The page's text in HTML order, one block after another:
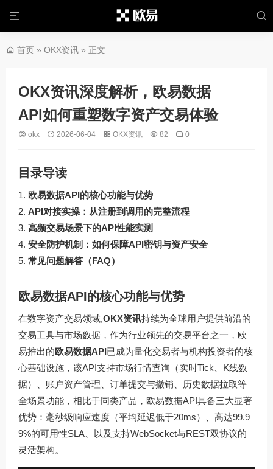
首页 » OKX资讯 » 正文
OKX资讯深度解析，欧易数据
API如何重塑数字资产交易体验
okx 2026-06-04 OKX资讯 82 0
目录导读
欧易数据API的核心功能与优势
API对接实操：从注册到调用的完整流程
高频交易场景下的API性能实测
安全防护机制：如何保障API密钥与资产安全
常见问题解答（FAQ）
欧易数据API的核心功能与优势
在数字资产交易领域,OKX资讯持续为全球用户提供前沿的
交易工具与市场数据，作为行业领先的交易平台之一，欧
易推出的欧易数据API已成为量化交易者与机构投资者的核
心基础设施，该API支持市场行情查询（实时Tick、K线数
据）、账户资产管理、订单提交与撤销、历史数据拉取等
全场景功能，相比于同类产品，欧易数据API具备三大显著
优势：毫秒级响应速度（平均延迟低于20ms）、高达99.9
9%的可用性SLA、以及支持WebSocket与REST双协议的
灵活架构。